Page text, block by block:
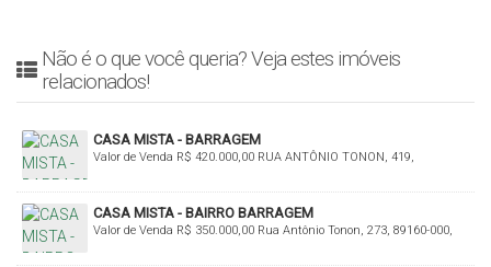
Não é o que você queria? Veja estes imóveis
relacionados!
CASA MISTA - BARRAGEM
R$ 420.000,00
Valor de Venda
RUA ANTÔNIO TONON, 419,
CASA MISTA - BAIRRO BARRAGEM
R$ 350.000,00
Valor de Venda
Rua Antônio Tonon, 273, 89160-000,